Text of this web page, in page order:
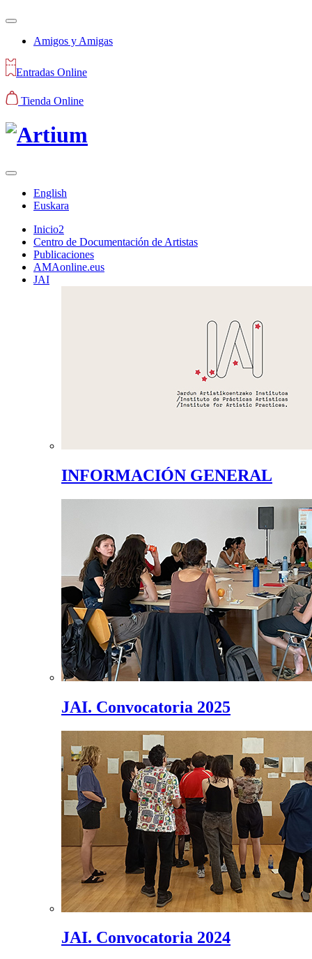
Amigos y Amigas
Entradas Online
Tienda Online
English
Euskara
Inicio2
Centro de Documentación de Artistas
Publicaciones
AMAonline.eus
JAI
INFORMACIÓN GENERAL
JAI. Convocatoria 2025
JAI. Convocatoria 2024